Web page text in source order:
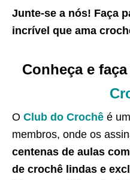
Junte-se a nós! Faça
incrível que ama
Conheça e
O Club do Crochê é
membros, onde os
centenas de aulas
de crochê lindas e